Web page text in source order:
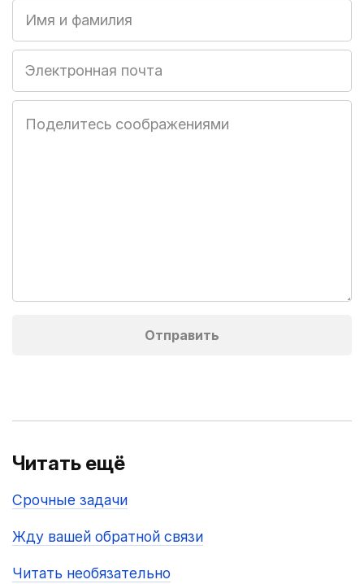
Читать ещё
Срочные задачи
Жду вашей обратной связи
Читать необязательно